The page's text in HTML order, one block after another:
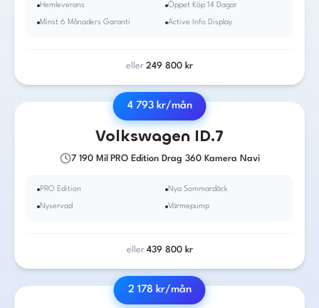
Hemleverans Öppet Köp 14 Dagar
Minst 6 Månaders Garanti Active Info Display
eller 249 800 kr
4 793kr/mån
Volkswagen ID.7
7 190Mil PRO Edition Drag 360 Kamera Navi
PRO Edition Nya Sommardäck
Nyservad Värmepump
eller 439 800kr
2 178 kr/mån